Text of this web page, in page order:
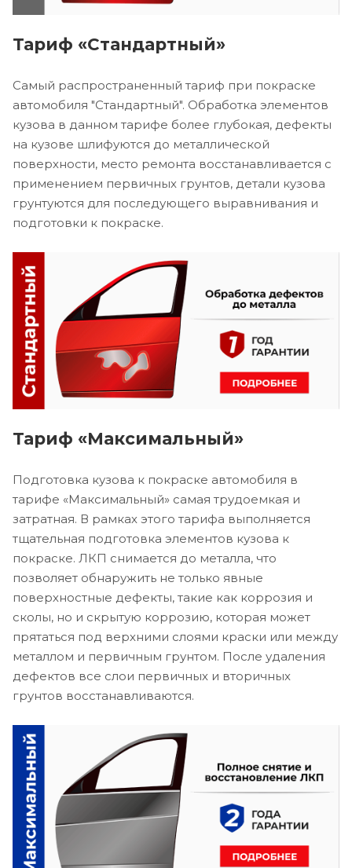
Тариф «Стандартный»
Самый распространенный тариф при покраске
автомобиля "Стандартный". Обработка элементов
кузова в данном тарифе более глубокая, дефекты
на кузове шлифуются до металлической
поверхности, место ремонта восстанавливается с
применением первичных грунтов, детали кузова
грунтуются для последующего выравнивания и
подготовки к покраске.
Тариф «Максимальный»
Подготовка кузова к покраске автомобиля в
тарифе «Максимальный» самая трудоемкая и
затратная. В рамках этого тарифа выполняется
тщательная подготовка элементов кузова к
покраске. ЛКП снимается до металла, что
позволяет обнаружить не только явные
поверхностные дефекты, такие как коррозия и
сколы, но и скрытую коррозию, которая может
прятаться под верхними слоями краски или между
металлом и первичным грунтом. После удаления
дефектов все слои первичных и вторичных
грунтов восстанавливаются.